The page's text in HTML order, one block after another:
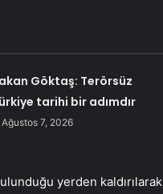
Göktaş: Terörsüz
tarihi bir adımdır
Ağustos 7, 2026
yerden kaldırılarak